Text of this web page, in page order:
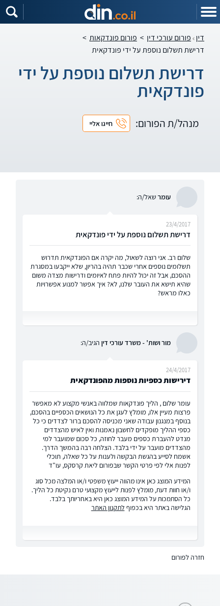
דין פורום עורכי דין > פורום פונדקאות >
דרישת תשלום נוספת על ידי פונדקאית
דרישת תשלום נוספת על ידי
פונדקאית
מנהל/ת הפורום: חייגו אליי
עומרשאל/ה:
דרישת תשלום נוספת על ידי פונדקאית
23/4/2017
שלום רב. אני רוצה לשאול, מה יקרה אם הפונדקאית תדרוש
תשלומים נוספים אחרי שכבר תהיה בהריון, שלא ייקבעו במסגרת
ההסכם, אבל זה יכול להיות פתח לאיומים ודרישות מצדה משום
שהיא תישא את העובר שלנו, לא? איך אפשר למנוע אפשרויות
כאלו מראש?
מור ושות' - משרד עורכי דין הגיב/ה:
דירישות כספיות נוספות מהפונדקאית
24/4/2017
עומר שלום , הליך פונדקאות שמלווה באנשי מקצוע לא מאפשר
פרצות מעיין אלו, מומלץ לעגן את כל הנושאים הכספיים בהסכם,
בנוסף במנגנון עבודה שאני מכניסה להסכם ברור לצדדים כי כל
כספי ההליך מופקדים לחשבון נאמנות ואין לאיש מהצדדים
מנדט להעברת כספים מעבר לחוזה, כל סכום שמועבר למי
מהצדדים מועבר על ידי בלבד. הצלחה רבה בהמשך הדרך.
אשמח לסייע בהגשת הבקשה ולענות על כל שאלה, תוכלי
לפנות אלי לפי פרטי הקשר שבפורום ליאת קרסקס, עו"ד
המידע המוצג כאן אינו מהווה ייעוץ משפטי ו/או המלצה מכל סוג
ו/או חוות דעת, מומלץ לפנות לייעוץ מקצועי טרם נקיטת כל הליך.
כל הסתמכות על המידע המוצג כאן היא באחריותך בלבד.
הגלישה באתר היא בכפוף לתקנון האתר
חזרה לפורום